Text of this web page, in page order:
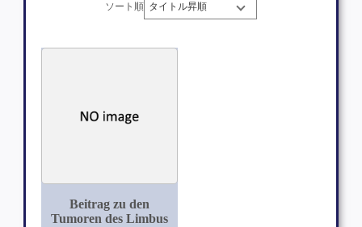
ソート順
Beitrag zu den
Tumoren des Limbus